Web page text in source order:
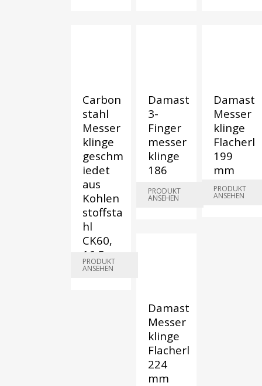
Carbon
stahl
Messer
klinge
geschm
iedet
aus
Kohlen
stoffsta
hl
CK60,
16,5 cm
€148,75
PRODUKT
ANSEHEN
Damast
3-
Finger
messer
klinge
186
€150,00
PRODUKT
ANSEHEN
Damast
Messer
klinge
Flacherl
199
mm
€160,00
PRODUKT
ANSEHEN
Damast
Messer
klinge
Flacherl
224
mm